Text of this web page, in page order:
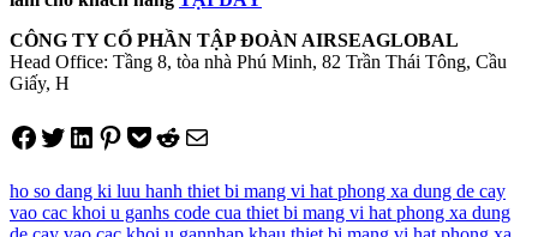
CÔNG TY CỔ PHẦN TẬP ĐOÀN AIRSEAGLOBAL
Head Office: Tầng 8, tòa nhà Phú Minh, 82 Trần Thái Tông, Cầu
Giấy, H
Share on Facebook
Tweet on Twitter
Share on LinkedIn
Pin on Pinterest
Save to pocket
Share on Reddit
Share via Email
ho so dang ki luu hanh thiet bi mang vi hat phong xa dung de cay
vao cac khoi u ganhs code cua thiet bi mang vi hat phong xa dung